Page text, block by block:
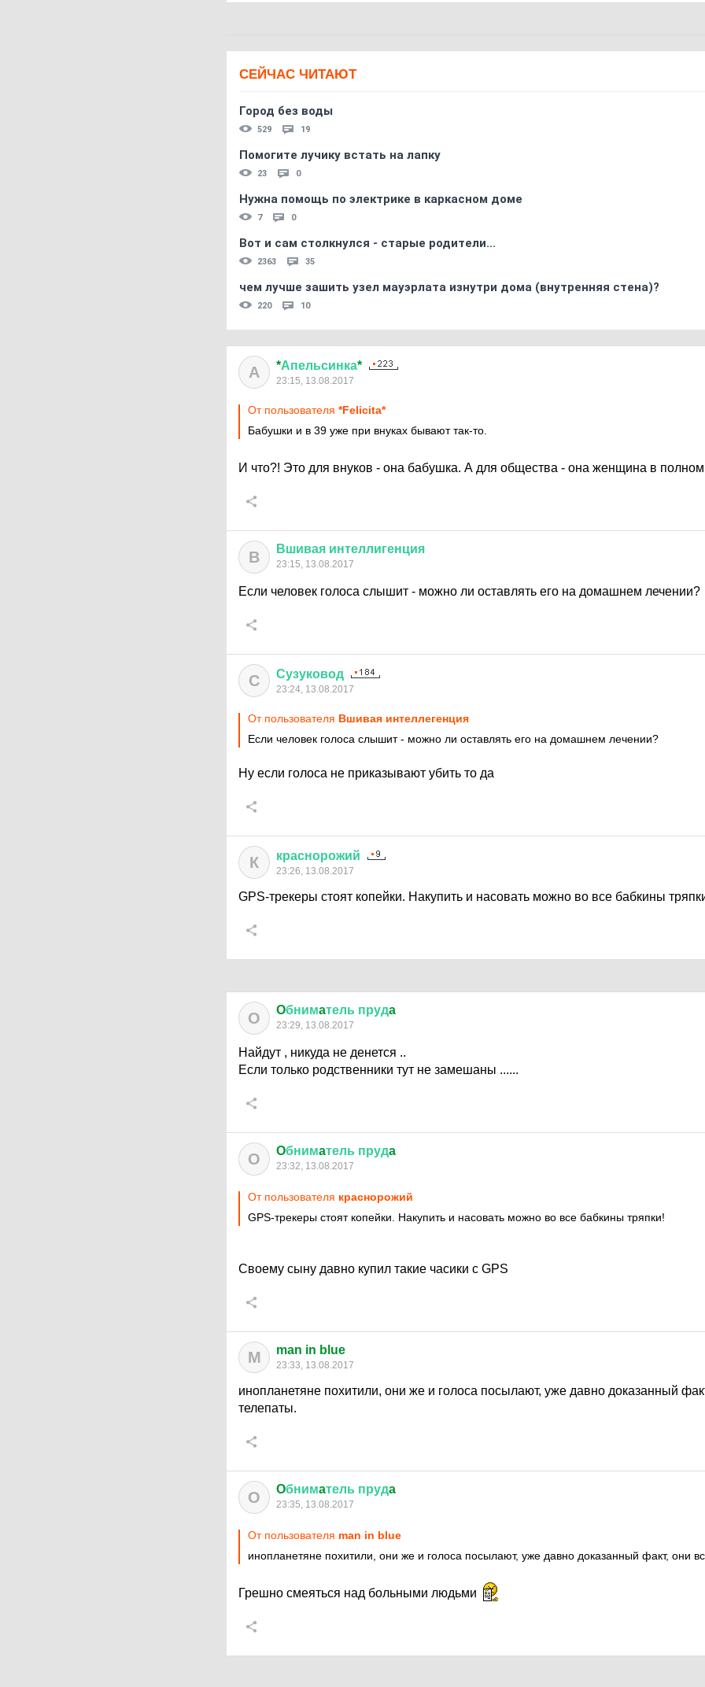
СЕЙЧАС ЧИТАЮТ
Город без воды
529 19
Помогите лучику встать на лапку
23 0
Нужна помощь по электрике в каркасном доме
7 0
Вот и сам столкнулся - старые родители...
2363 35
чем лучше зашить узел мауэрлата изнутри дома (внутренняя стена)?
220 10
А *Апельсинка*
23:15, 13.08.2017
От пользователя *Felicita*
Бабушки и в 39 уже при внуках бывают так-то.
И что?! Это для внуков - она бабушка. А для общества - она женщина в полном
В Вшивая интеллигенция
23:15, 13.08.2017
Если человек голоса слышит - можно ли оставлять его на домашнем лечении?
С Сузуковод
23:24, 13.08.2017
От пользователя Вшивая интеллегенция
Если человек голоса слышит - можно ли оставлять его на домашнем лечении?
Ну если голоса не приказывают убить то да
К краснорожий
23:26, 13.08.2017
GPS-трекеры стоят копейки. Накупить и насовать можно во все бабкины
O Oбнимaтель прудa
23:29, 13.08.2017
Найдут , никуда не денется ..
Если только родственники тут не замешаны ......
O Oбнимaтель прудa
23:32, 13.08.2017
От пользователя краснорожий
GPS-трекеры стоят копейки. Накупить и насовать можно во все бабкины тряпки!
Своему сыну давно купил такие часики с GPS
M man in blue
23:33, 13.08.2017
инопланетяне похитили, они же и голоса посылают, уже давно доказанный
телепаты.
O Oбнимaтель прудa
23:35, 13.08.2017
От пользователя man in blue
инопланетяне похитили, они же и голоса посылают, уже давно доказанный факт, они
Грешно смеяться над больными людьми